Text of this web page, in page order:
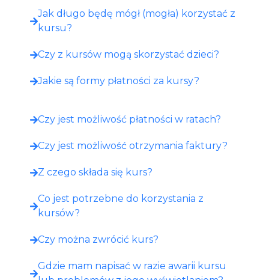
Jak długo będę mógł (mogła) korzystać z
kursu?
Czy z kursów mogą skorzystać dzieci?
Jakie są formy płatności za kursy?
Czy jest możliwość płatności w ratach?
Czy jest możliwość otrzymania faktury?
Z czego składa się kurs?
Co jest potrzebne do korzystania z
kursów?
Czy można zwrócić kurs?
Gdzie mam napisać w razie awarii kursu